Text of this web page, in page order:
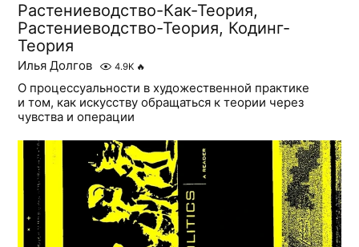
Растениеводство-Как-Теория,
Растениеводство-Теория, Кодинг-
Теория
Илья Долгов 4.9K 🔥
О процессуальности в художественной практике
и том, как искусству обращаться к теории через
чувства и операции